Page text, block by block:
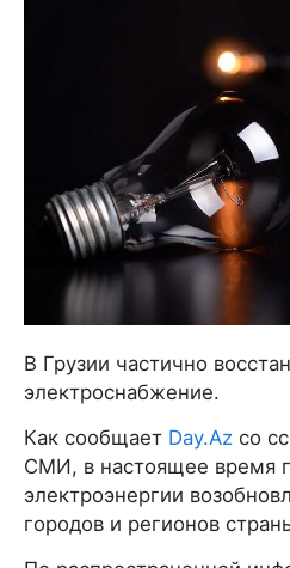
В Грузии частично
электроснабжение.
Как сообщает Day.Az со
СМИ, в настоящее время
электроэнергии
городов и регионов